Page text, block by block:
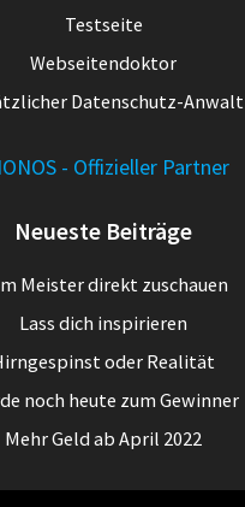
Testseite
Webseitendoktor
Datenschutz-Anwalt
Neueste Beiträge
Meister direkt zuschauen
Lass dich inspirieren
oder Realität
noch heute zum Gewinner
Mehr Geld ab April 2022